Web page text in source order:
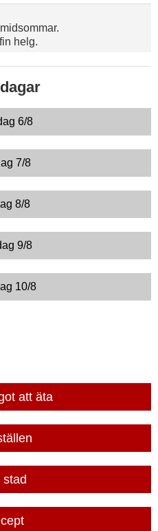
helg.
6/8
7/8
8/8
9/8
10/8
att äta
stad